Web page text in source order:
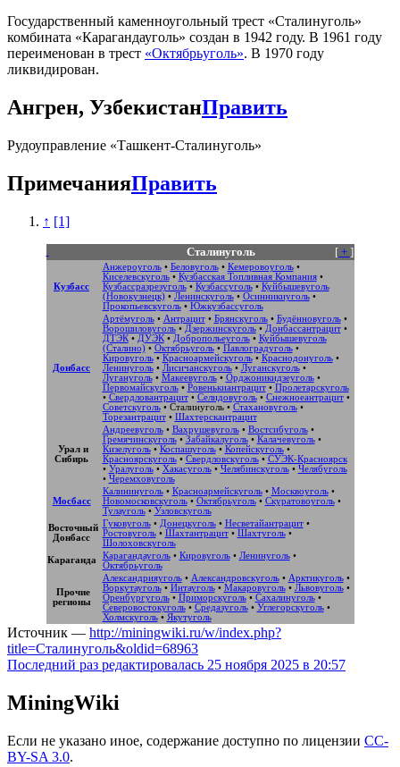
Государственный каменноугольный трест «Сталинуголь»
комбината «Карагандауголь» создан в 1942 году. В 1961 году
переименован в трест «Октябрьуголь». В 1970 году
ликвидирован.
Ангрен, УзбекистанПравить
Рудоуправление «Ташкент-Сталинуголь»
ПримечанияПравить
↑ [1]
[+ ]
Сталинуголь
Кузбасс
Анжероуголь• Беловуголь• Кемеровоуголь•
Киселевскуголь• Кузбасская Топливная Компания•
Кузбассразрезуголь• Кузбассуголь• Куйбышевуголь
(Новокузнецк)• Ленинскуголь• Осинникиуголь•
Прокопьевскуголь• Южкузбассуголь
Донбасс
Артёмуголь• Антрацит• Брянскуголь• Будённовуголь•
Ворошиловуголь• Дзержинскуголь• Донбассантрацит•
ДТЭК• ДУЭК• Добропольеуголь• Куйбышевуголь
(Сталино)• Октябрьуголь• Павлоградуголь•
Кировуголь• Красноармейскуголь• Краснодонуголь•
Ленинуголь• Лисичанскуголь• Луганскуголь•
Лугануголь• Макеевуголь• Орджоникидзеуголь•
Первомайскуголь• Ровенькиантрацит• Пролетарскуголь
• Свердловантрацит• Селидовуголь• Снежноеантрацит•
Советскуголь• Сталинуголь• Стахановуголь•
Торезантрацит• Шахтерскантрацит
Урал и
Сибирь
Андреевуголь• Вахрушевуголь• Востсибуголь•
Гремячинскуголь• Забайкалуголь• Калачевуголь•
Кизелуголь• Коспашуголь• Копейскуголь•
Красноярскуголь• Свердловскуголь• СУЭК-Красноярск
• Уралуголь• Хакасуголь• Челябинскуголь• Челябуголь
• Черемховуголь
Мосбасс
Калининуголь• Красноармейскуголь• Москвоуголь•
Новомосковскуголь• Октябрьуголь• Скуратовоуголь•
Тулауголь• Узловскуголь
Восточный
Донбасс
Гуковуголь• Донецкуголь• Несветайантрацит•
Ростовуголь• Шахтантрацит• Шахтуголь•
Шолоховскуголь
Караганда
Карагандауголь• Кировуголь• Ленинуголь•
Октябрьуголь
Прочие
регионы
Александрияуголь• Александровскуголь• Арктикуголь•
Воркутауголь• Интауголь• Макаровуголь• Львовуголь•
Оренбургуголь• Приморскуголь• Сахалинуголь•
Северовостокуголь• Средазуголь• Углегорскуголь•
Холмскуголь• Якутуголь
Источник — http://miningwiki.ru/w/index.php?
title=Сталинуголь&oldid=68963
Последний раз редактировалась 25 ноября 2025 в 20:57
MiningWiki
Если не указано иное, содержание доступно по лицензии CC-
BY-SA 3.0.